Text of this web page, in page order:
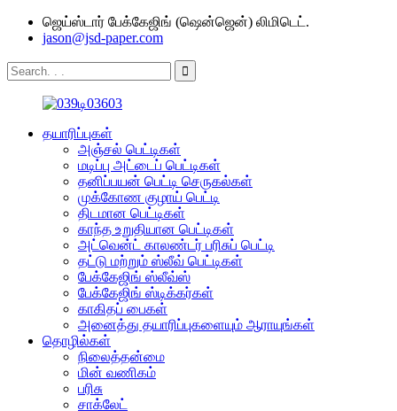
ஜெய்ஸ்டார் பேக்கேஜிங் (ஷென்ஜென்) லிமிடெட்.
jason@jsd-paper.com
தயாரிப்புகள்
அஞ்சல் பெட்டிகள்
மடிப்பு அட்டைப் பெட்டிகள்
தனிப்பயன் பெட்டி செருகல்கள்
முக்கோண குழாய் பெட்டி
திடமான பெட்டிகள்
காந்த உறுதியான பெட்டிகள்
அட்வென்ட் காலண்டர் பரிசுப் பெட்டி
தட்டு மற்றும் ஸ்லீவ் பெட்டிகள்
பேக்கேஜிங் ஸ்லீவ்ஸ்
பேக்கேஜிங் ஸ்டிக்கர்கள்
காகிதப் பைகள்
அனைத்து தயாரிப்புகளையும் ஆராயுங்கள்
தொழில்கள்
நிலைத்தன்மை
மின் வணிகம்
பரிசு
சாக்லேட்